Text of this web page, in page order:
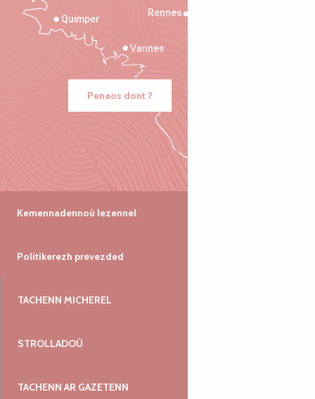
Rennes
Vannes
Quimper
Penaos dont ?
Kemennadennoù lezennel
Politikerezh prevezded
TACHENN MICHEREL
STROLLADOÙ
TACHENN AR GAZETENN